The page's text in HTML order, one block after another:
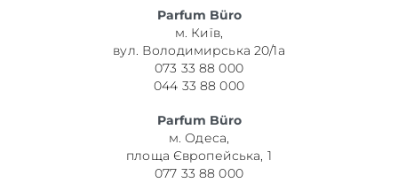
Parfum Büro
м. Київ,
вул. Володимирська 20/1а
073 33 88 000
044 33 88 000
Parfum Büro
м. Одеса,
площа Європейська, 1
077 33 88 000